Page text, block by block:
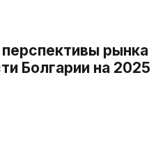
рынка
Болгарии на 2025